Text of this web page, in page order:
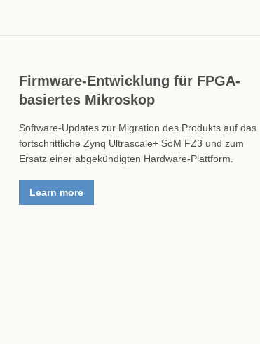
Firmware-Entwicklung für FPGA-
basiertes Mikroskop
Software-Updates zur Migration des Produkts auf das
fortschrittliche Zynq Ultrascale+ SoM FZ3 und zum
Ersatz einer abgekündigten Hardware-Plattform.
Learn more